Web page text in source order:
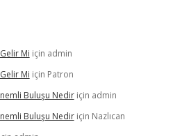
Mi için admin
Mi için Patron
Buluşu Nediriçin admin
Buluşu Nediriçin Nazlıcan